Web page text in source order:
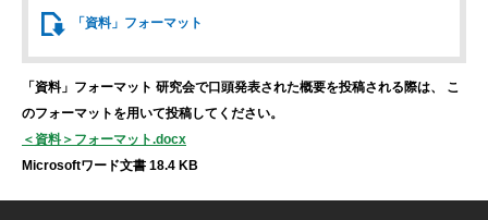
「資料」 フォーマット
「資料」フォーマット 研究会で口頭発表された概要を投稿される際は、
こ
のフォーマットを用いて投稿してください。
＜資料＞フォーマット.docx
Microsoftワード文書 18.4 KB